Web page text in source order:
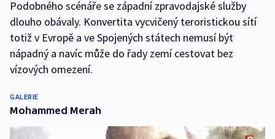
Podobného scénáře se západní zpravodajské služby
dlouho obávaly. Konvertita vycvičený teroristickou sítí
totiž v Evropě a ve Spojených státech nemusí být
nápadný a navíc může do řady zemí cestovat bez
vízových omezení.
GALERIE
Mohammed Merah